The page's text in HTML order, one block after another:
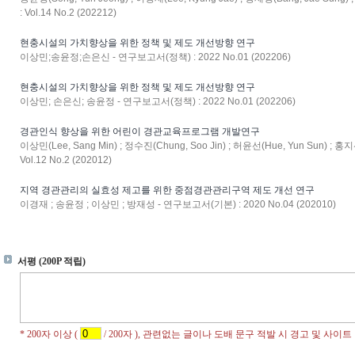
: Vol.14 No.2 (202212)
현충시설의 가치향상을 위한 정책 및 제도 개선방향 연구
이상민;송윤정;손은신 - 연구보고서(정책) : 2022 No.01 (202206)
현충시설의 가치향상을 위한 정책 및 제도 개선방향 연구
이상민; 손은신; 송윤정 - 연구보고서(정책) : 2022 No.01 (202206)
경관인식 향상을 위한 어린이 경관교육프로그램 개발연구
이상민(Lee, Sang Min) ; 정수진(Chung, Soo Jin) ; 허윤선(Hue, Yun Sun) ; 홍
Vol.12 No.2 (202012)
지역 경관관리의 실효성 제고를 위한 중점경관관리구역 제도 개선 연구
이경재 ; 송윤정 ; 이상민 ; 방재성 - 연구보고서(기본) : 2020 No.04 (202010)